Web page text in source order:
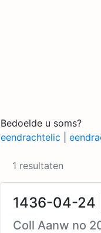
Bedoelde u soms?
eendrachtelic
1 resultaten
1436-04-24
Coll Aanw no